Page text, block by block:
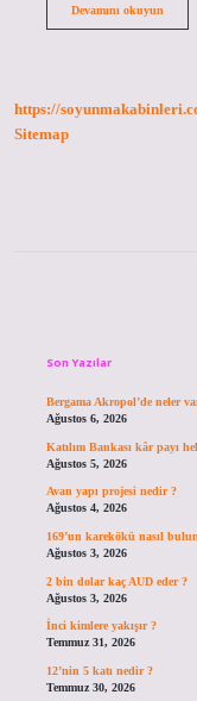
Devamını okuyunAma
https://
Sitemap
Son Yazılar
Bergama Akropol’de neler
Ağustos 6, 2026
Katılım Bankası kâr payı
Ağustos 5, 2026
Avan yapı projesi nedir ?
Ağustos 4, 2026
169’un karekökü nasıl
Ağustos 3, 2026
2 bin dolar kaç AUD eder ?
Ağustos 3, 2026
İnci kimlere yakışır ?
Temmuz 31, 2026
12’nin 5 katı nedir ?
Temmuz 30, 2026